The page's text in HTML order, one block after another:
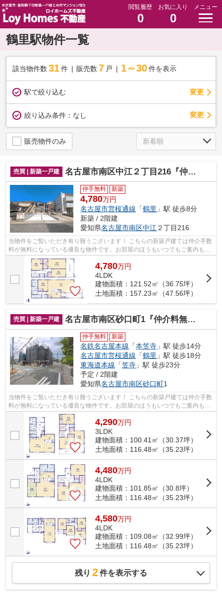
閲覧履歴
0
お気に入り
0
メニュー
鶴里駅物件一覧
該当物件数 31件 販売数 7 戸 1～30 件を表示
駅で絞り込む 変更
絞り込み条件： なし 変更
販売物件のみ
売買 | 新築一戸建 名古屋市南区中江２丁目216『仲介料無料』新築戸建て
仲手無料 新築
4,780万円
名古屋市営桜通線 「鶴里 」駅 徒歩8分
新築 / 2階建
愛知県名古屋市南区中江２丁目216
当物件をご覧いただき有り難うございます！ こちらの新築戸建ては仲介手数
料が無料になっている優良な物件です。お部屋のほうもいつでもご案内もさ
せて頂きますのでお気軽にお問合せ下...
4,780万円
4LDK
建物面積：121.52㎡（36.75坪）
土地面積：157.23㎡（47.56坪）
売買 | 新築一戸建 名古屋市南区砂口町1『仲介料無料』新築戸建て
仲手無料 新築
名鉄名古屋本線 「本笠寺 」駅 徒歩14分
名古屋市営桜通線 「鶴里 」駅 徒歩18分
東海道本線 「笠寺 」駅 徒歩23分
予定 / 2階建
愛知県名古屋市南区砂口町1
当物件をご覧いただき有り難うございます！ こちらの新築戸建ては仲介手数
料が無料になっている優良な物件です。お部屋のほうもいつでもご案内もさ
せて頂きますのでお気軽にお問合せ下...
4,290万円
3LDK
建物面積：100.41㎡（30.37坪）
土地面積：116.48㎡（35.23坪）
4,480万円
4LDK
建物面積：101.85㎡（30.8坪）
土地面積：116.48㎡（35.23坪）
4,580万円
4LDK
建物面積：109.08㎡（32.99坪）
土地面積：116.48㎡（35.23坪）
残り 2件を表示する